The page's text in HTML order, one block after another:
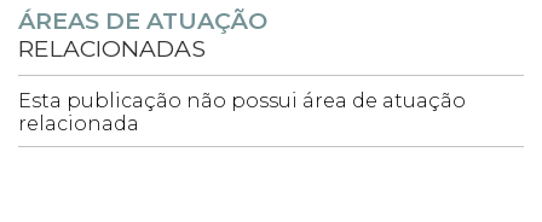
ÁREAS DE ATUAÇÃO
RELACIONADAS
Esta publicação não possui área de atuação
relacionada